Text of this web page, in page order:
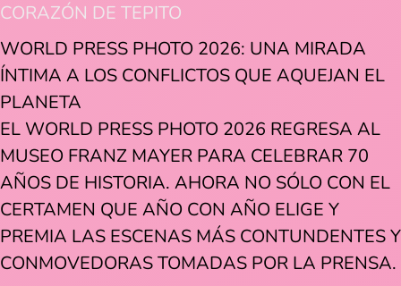
CORAZÓN DE TEPITO
WORLD PRESS PHOTO 2026: UNA MIRADA
ÍNTIMA A LOS CONFLICTOS QUE AQUEJAN EL
PLANETA
EL WORLD PRESS PHOTO 2026 REGRESA AL
MUSEO FRANZ MAYER PARA CELEBRAR 70
AÑOS DE HISTORIA. AHORA NO SÓLO CON EL
CERTAMEN QUE AÑO CON AÑO ELIGE Y
PREMIA LAS ESCENAS MÁS CONTUNDENTES Y
CONMOVEDORAS TOMADAS POR LA PRENSA.